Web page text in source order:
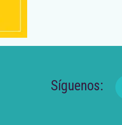
Síguenos: